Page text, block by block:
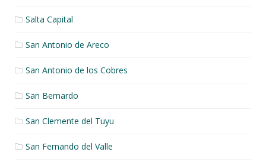
Salta Capital
San Antonio de Areco
San Antonio de los Cobres
San Bernardo
San Clemente del Tuyu
San Fernando del Valle